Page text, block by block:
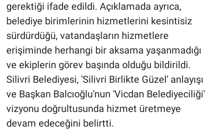
gerektiği ifade edildi. Açıklamada ayrıca,
belediye birimlerinin hizmetlerini kesintisiz
sürdürdüğü, vatandaşların hizmetlere
erişiminde herhangi bir aksama yaşanmadığı
ve ekiplerin görev başında olduğu bildirildi.
Silivri Belediyesi, 'Silivri Birlikte Güzel' anlayışı
ve Başkan Balcıoğlu'nun 'Vicdan Belediyeciliği'
vizyonu doğrultusunda hizmet üretmeye
devam edeceğini belirtti.